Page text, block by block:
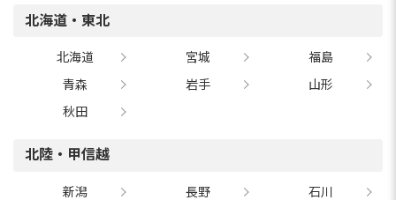
北海道・東北
北海道 宮城
福島
青森
岩手
山形
秋田
北陸・甲信越
新潟 長野
石川